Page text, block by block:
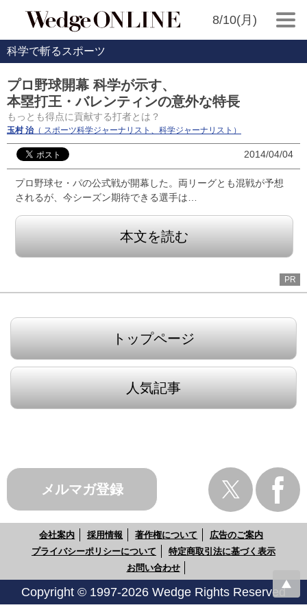
8/10(月)
科学で斬るスポーツ
プロ野球開幕 科学が示す、
本塁打王・バレンティンの意外な特長
もっとも得点に貢献する打者とは？
玉村 治（ スポーツ科学ジャーナリスト、科学ジャーナリスト）
2014/04/04
プロ野球セ・パの公式戦が開幕した。両リーグとも混戦が予想
されるが、今シーズン期待できる選手は…
本文を読む
PR
トップページ
人気記事
メルマガ登録
会社案内 採用情報 著作権について
広告のご案内
プライバシーポリシーについて
特定商取引法に基づく表示
お問い合わせ
Copyright © 1997-2026 Wedge Rights Reserved